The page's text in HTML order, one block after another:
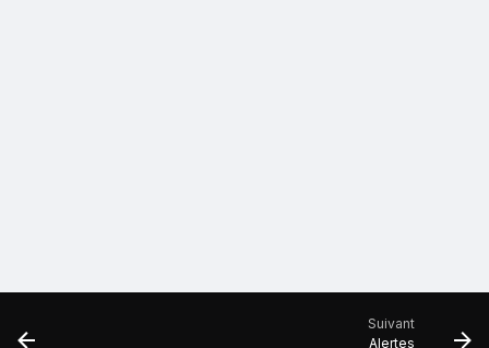
Suivant
Alertes